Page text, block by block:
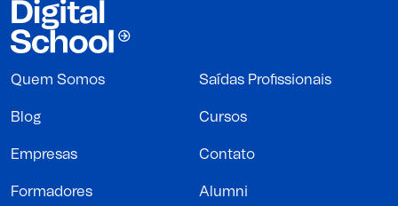
Quem Somos Saídas Profissionais
Blog Cursos
Empresas Contato
Formadores Alumni